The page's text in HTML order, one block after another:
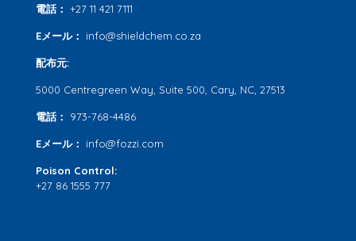
電話： +27 11 421 7111
Eメール： info@shieldchem.co.za
配布元:
5000 Centregreen Way, Suite 500, Cary, NC, 27513
電話： 973-768-4486
Eメール： info@fozzi.com
Poison Control:
+27 86 1555 777